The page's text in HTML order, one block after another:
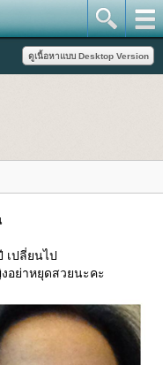
ปลี่ยนไป
อย่าหยุดสวยนะคะ